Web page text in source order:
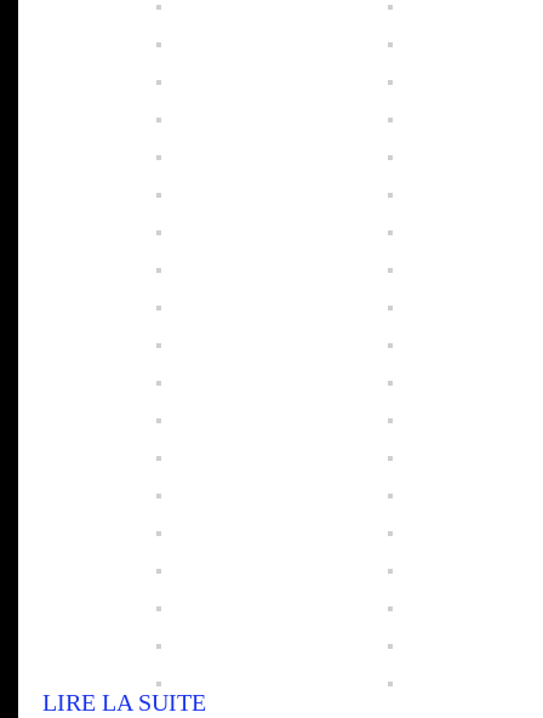
LIRE LA SUITE